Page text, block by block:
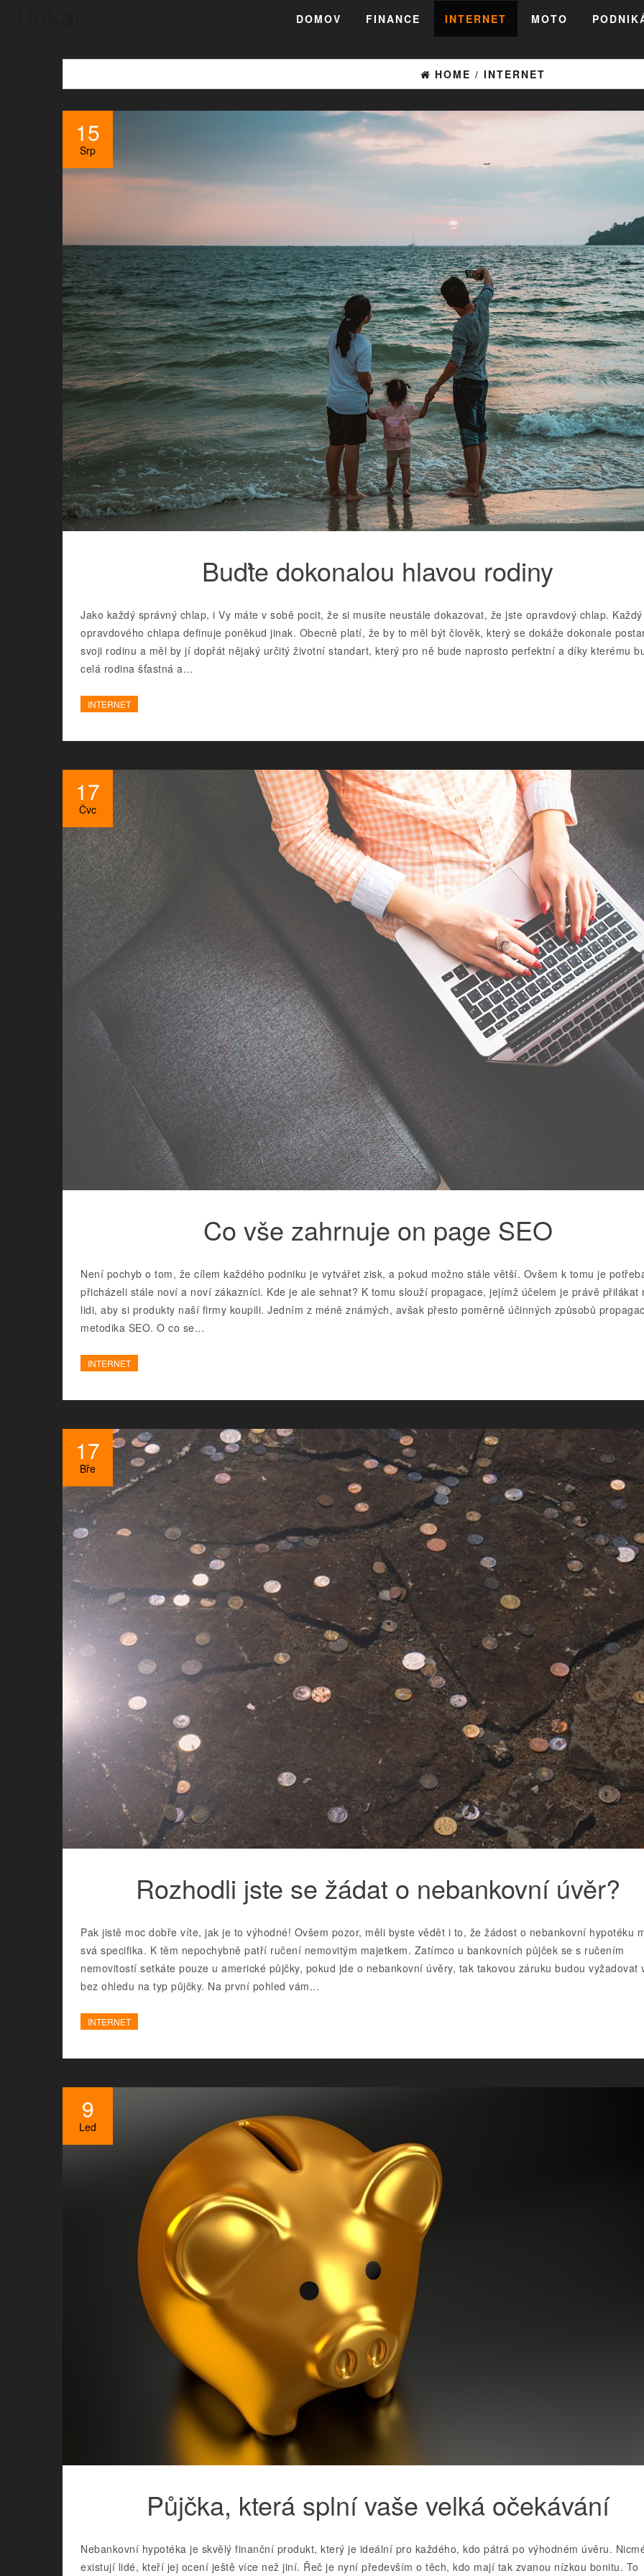
DOMOV FINANCE INTERNET MOTO
HOME / INTERNET
15
Srp
Buďte dokonalou hlavou rodiny
Jako každý správný chlap, i Vy máte v sobě pocit, že si musíte neustále dokazovat, že jste opravdový chlap.
opravdového chlapa definuje poněkud jinak. Obecně platí, že by to měl být člověk, který se dokáže dokonale
svoji rodinu a měl by jí dopřát nějaký určitý životní standart, který pro ně bude naprosto perfektní a díky kterému
celá rodina šťastná a...
INTERNET
17
Čvc
Co vše zahrnuje on page SEO
Není pochyb o tom, že cílem každého podniku je vytvářet zisk, a pokud možno stále větší. Ovšem k tomu je
přicházeli stále noví a noví zákazníci. Kde je ale sehnat? K tomu slouží propagace, jejímž účelem je právě přilákat
lidi, aby si produkty naší firmy koupili. Jedním z méně známých, avšak přesto poměrně účinných způsobů
metodika SEO. O co se...
INTERNET
17
Bře
Rozhodli jste se žádat o nebankovní úvěr?
Pak jistě moc dobře víte, jak je to výhodné! Ovšem pozor, měli byste vědět i to, že žádost o nebankovní hypotéku
svá specifika. K těm nepochybně patří ručení nemovitým majetkem. Zatímco u bankovních půjček se s ručením
nemovitostí setkáte pouze u americké půjčky, pokud jde o nebankovní úvěry, tak takovou záruku budou vyžadovat
bez ohledu na typ půjčky. Na první pohled vám...
INTERNET
9
Led
Půjčka, která splní vaše velká očekávání
Nebankovní hypotéka je skvělý finanční produkt, který je ideální pro každého, kdo pátrá po výhodném úvěru.
existují lidé, kteří jej ocení ještě více než jiní. Řeč je nyní především o těch, kdo mají tak zvanou nízkou bonitu. To